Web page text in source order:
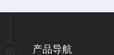
产品导航